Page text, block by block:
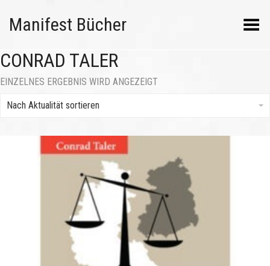
Manifest Bücher Menü umschalten
CONRAD TALER
EINZELNES ERGEBNIS WIRD ANGEZEIGT
Nach Aktualität sortieren